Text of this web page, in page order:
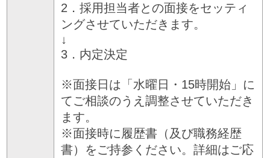
2．採用担当者との面接をセッティ
ングさせていただきます。
↓
3．内定決定
※面接日は「水曜日・15時開始」に
てご相談のうえ調整させていただき
ます。
※面接時に履歴書（及び職務経歴
書）をご持参ください。詳細はご応